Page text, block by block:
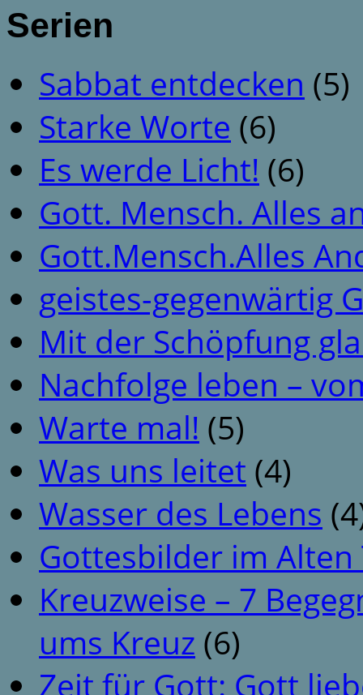
Serien
Sabbat entdecken (5)
Starke Worte (6)
Es werde Licht! (6)
Gott. Mensch. Alles
Gott.Mensch.Alles
geistes-gegenwärtig
Mit der Schöpfung
Nachfolge leben –
Warte mal! (5)
Was uns leitet (4)
Wasser des Lebens
Gottesbilder im
Kreuzweise – 7
ums Kreuz (6)
Zeit für Gott: Gott